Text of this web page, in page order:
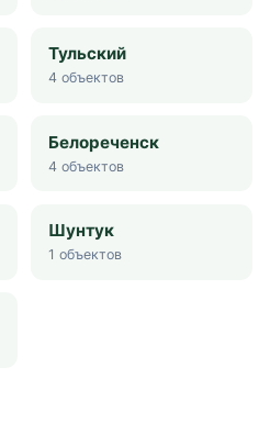
Тульский
4объектов
Белореченск
4объектов
Шунтук
1 объектов